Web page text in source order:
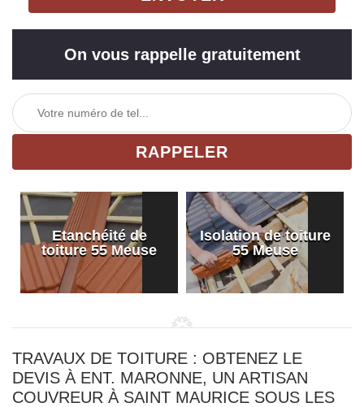
On vous rappelle gratuitement
Etanchéité de
toiture 55 Meuse
Isolation de toiture
55 Meuse
TRAVAUX DE TOITURE : OBTENEZ LE
DEVIS À ENT. MARONNE, UN ARTISAN
COUVREUR À SAINT MAURICE SOUS LES